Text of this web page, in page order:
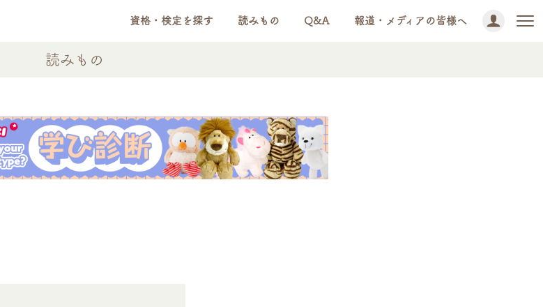
資格・検定を探す 読みもの Q&A 報道・メディアの皆様へ
読みもの